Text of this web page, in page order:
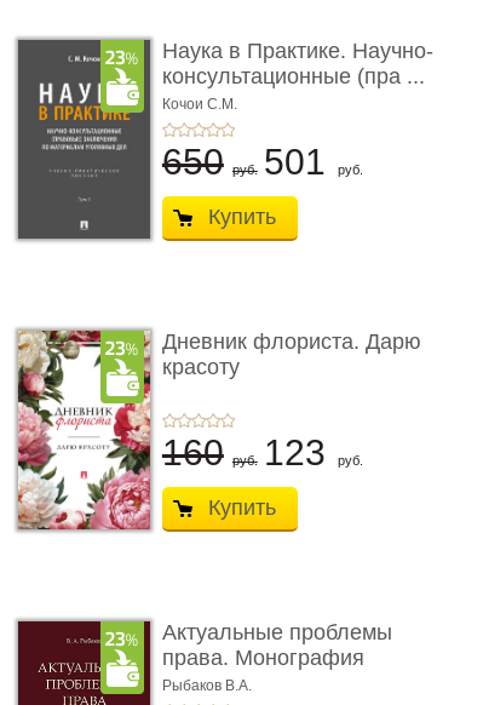
Наука в Практике. Научно-
консультационные (пра ...
Кочои С.М.
650 руб. 501 руб.
Купить
Дневник флориста. Дарю
красоту
160 руб. 123 руб.
Купить
Актуальные проблемы
права. Монография
Рыбаков В.А.